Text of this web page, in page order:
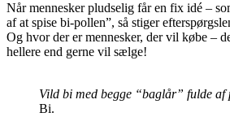
Når mennesker pludselig får en fix idé –
af at spise bi-pollen”, så stiger
Og hvor der er mennesker, der vil købe –
hellere end gerne vil sælge!
Vild bi med begge “baglår” fulde af
Bi.